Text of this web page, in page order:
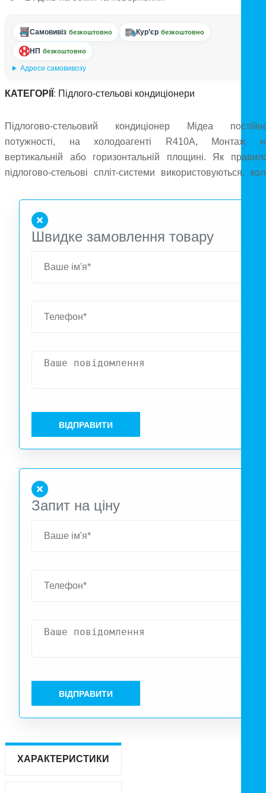
Самовивіз безкоштовно Кур’єр безкоштовно
НП безкоштовно
Адреси самовивозу
КАТЕГОРІЇ : Підлого-стельові кондиціонери
Підлогово-стельовий кондиціонер Мідеа
потужності, на холодоагенті R410А, Монтаж
вертикальній або горизонтальній площині. Як
підлогово-стельові спліт-системи використовуються,
«маркетах», офісах «Open Space», ресторанах та кафе.
Швидке замовлення товару
ВІДПРАВИТИ
Запит на ціну
ВІДПРАВИТИ
ХАРАКТЕРИСТИКИ